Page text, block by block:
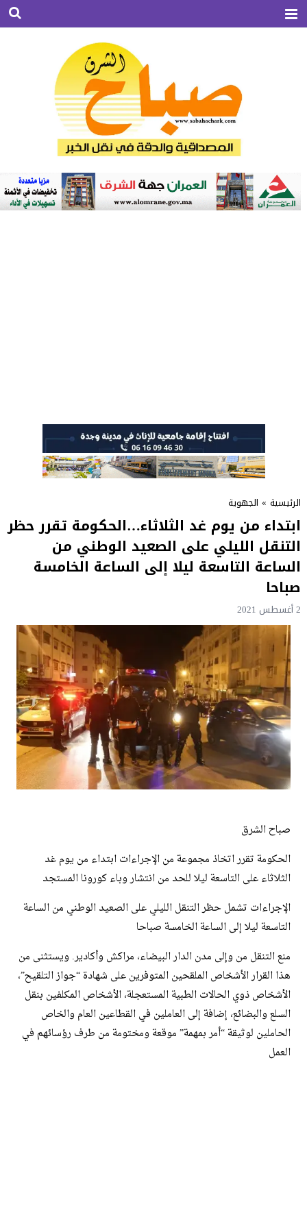
الرئيسية » الجهوية
ابتداء من يوم غد الثلاثاء…الحكومة تقرر حظر
التنقل الليلي على الصعيد الوطني من
الساعة التاسعة ليلا إلى الساعة الخامسة
صباحا
2 أغسطس 2021
صباح الشرق
الحكومة تقرر اتخاذ مجموعة من الإجراءات ابتداء من يوم غد
الثلاثاء على التاسعة ليلا للحد من انتشار وباء كورونا المستجد
الإجراءات تشمل حظر التنقل الليلي على الصعيد الوطني من الساعة
التاسعة ليلا إلى الساعة الخامسة صباحا
منع التنقل من وإلى مدن الدار البيضاء، مراكش وأكادير. ويستثنى من
هذا القرار الأشخاص الملقحين المتوفرين على شهادة “جواز التلقيح”،
الأشخاص ذوي الحالات الطبية المستعجلة، الأشخاص المكلفين بنقل
السلع والبضائع، إضافة إلى العاملين في القطاعين العام والخاص
الحاملين لوثيقة “أمر بمهمة” موقعة ومختومة من طرف رؤسائهم في
العمل